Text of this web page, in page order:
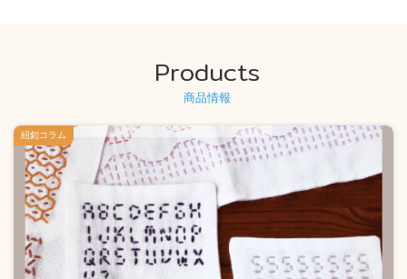
Products
商品情報
紐釦コラム